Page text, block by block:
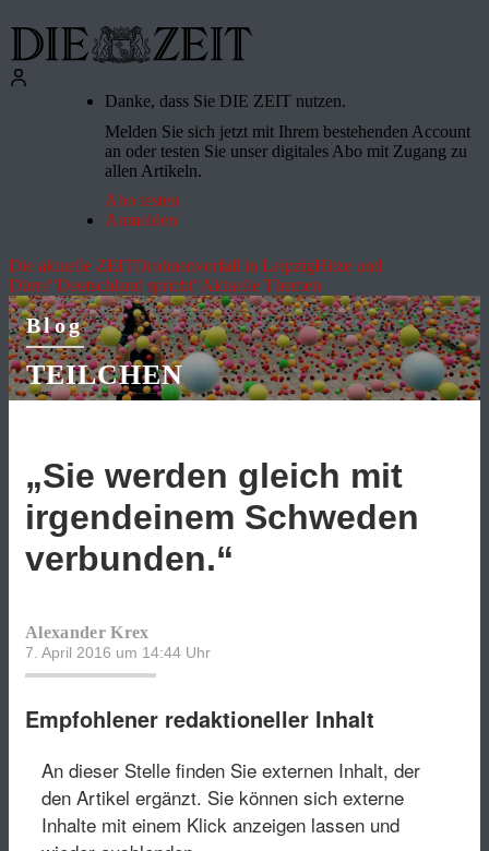
Danke, dass Sie DIE ZEIT nutzen.
Melden Sie sich jetzt mit Ihrem bestehenden Account
an oder testen Sie unser digitales Abo mit Zugang zu
allen Artikeln.
Abo testen
Anmelden
Die aktuelle ZEITDrohnenvorfall in LeipzigHitze und
Dürre"Deutschland spricht"Aktuelle Themen
Blog
TEILCHEN
„Sie werden gleich mit
irgendeinem Schweden
verbunden.“
Alexander Krex
7. April 2016 um 14:44 Uhr
Empfohlener redaktioneller Inhalt
An dieser Stelle finden Sie externen Inhalt, der
den Artikel ergänzt. Sie können sich externe
Inhalte mit einem Klick anzeigen lassen und